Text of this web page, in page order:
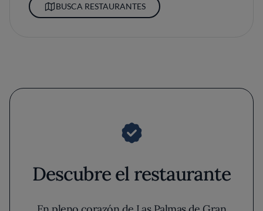
BUSCA RESTAURANTES
Descubre el restaurante